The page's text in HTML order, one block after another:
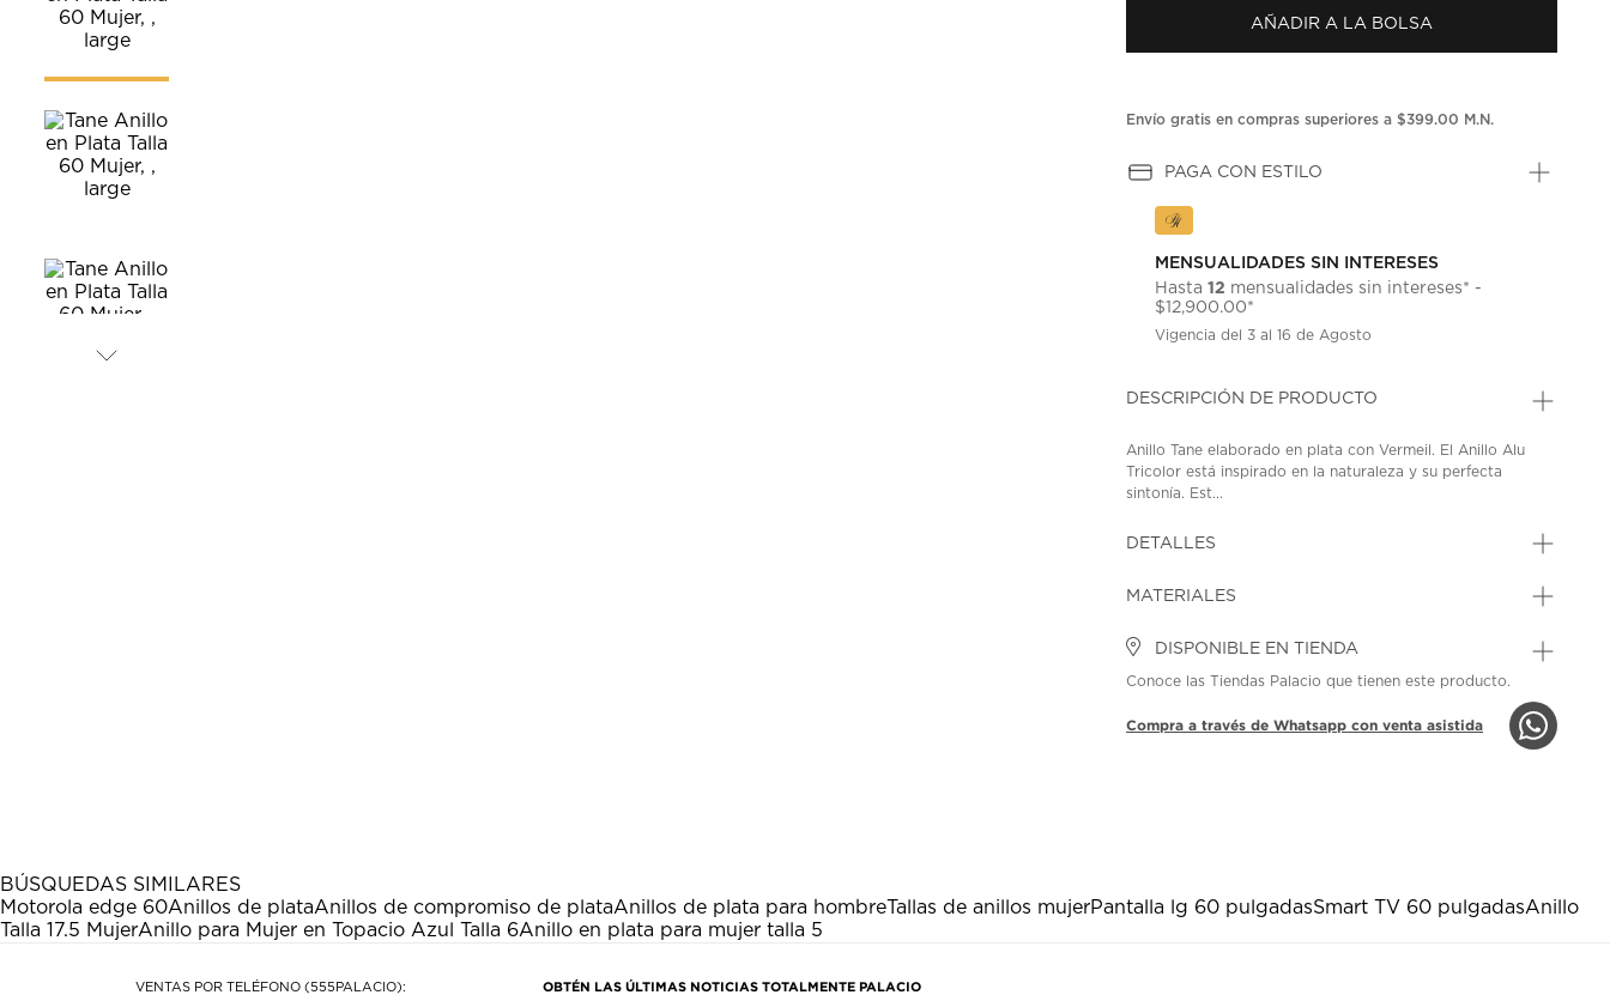
AÑADIR A LA BOLSA
Envío gratis en compras superiores a $399.00 M.N.
PAGA CON ESTILO
MENSUALIDADES SIN INTERESES
Hasta12 mensualidades sin intereses* -
$12,900.00*
Vigencia del 3 al 16 de Agosto
DESCRIPCIÓN DE PRODUCTO
Anillo Tane elaborado en plata con Vermeil. El Anillo Alu
Tricolor está inspirado en la naturaleza y su perfecta
sintonía. Est...
DETALLES
MATERIALES
DISPONIBLE EN TIENDA
Conoce las Tiendas Palacio que tienen este producto.
Compra a través de Whatsapp con venta asistida
BÚSQUEDAS SIMILARES
Motorola edge 60Anillos de plataAnillos de compromiso de plataAnillos de plata para hombreTallas de anillos mujerPantalla lg 60 pulgadasSmart TV 60 pulgadasAnillo
Talla 17.5 MujerAnillo para Mujer en Topacio Azul Talla 6Anillo en plata para mujer talla 5
VENTAS POR TELÉFONO (555PALACIO):
OBTÉN LAS ÚLTIMAS NOTICIAS TOTALMENTE PALACIO